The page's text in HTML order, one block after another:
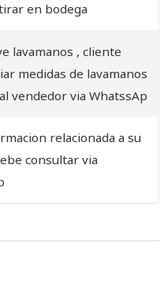
en bodega
lavamanos , cliente
medidas de lavamanos
vendedor via WhatssAp
relacionada a su
consultar via